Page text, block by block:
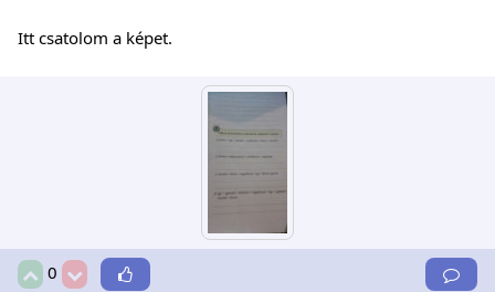
Itt csatolom a képet.
0